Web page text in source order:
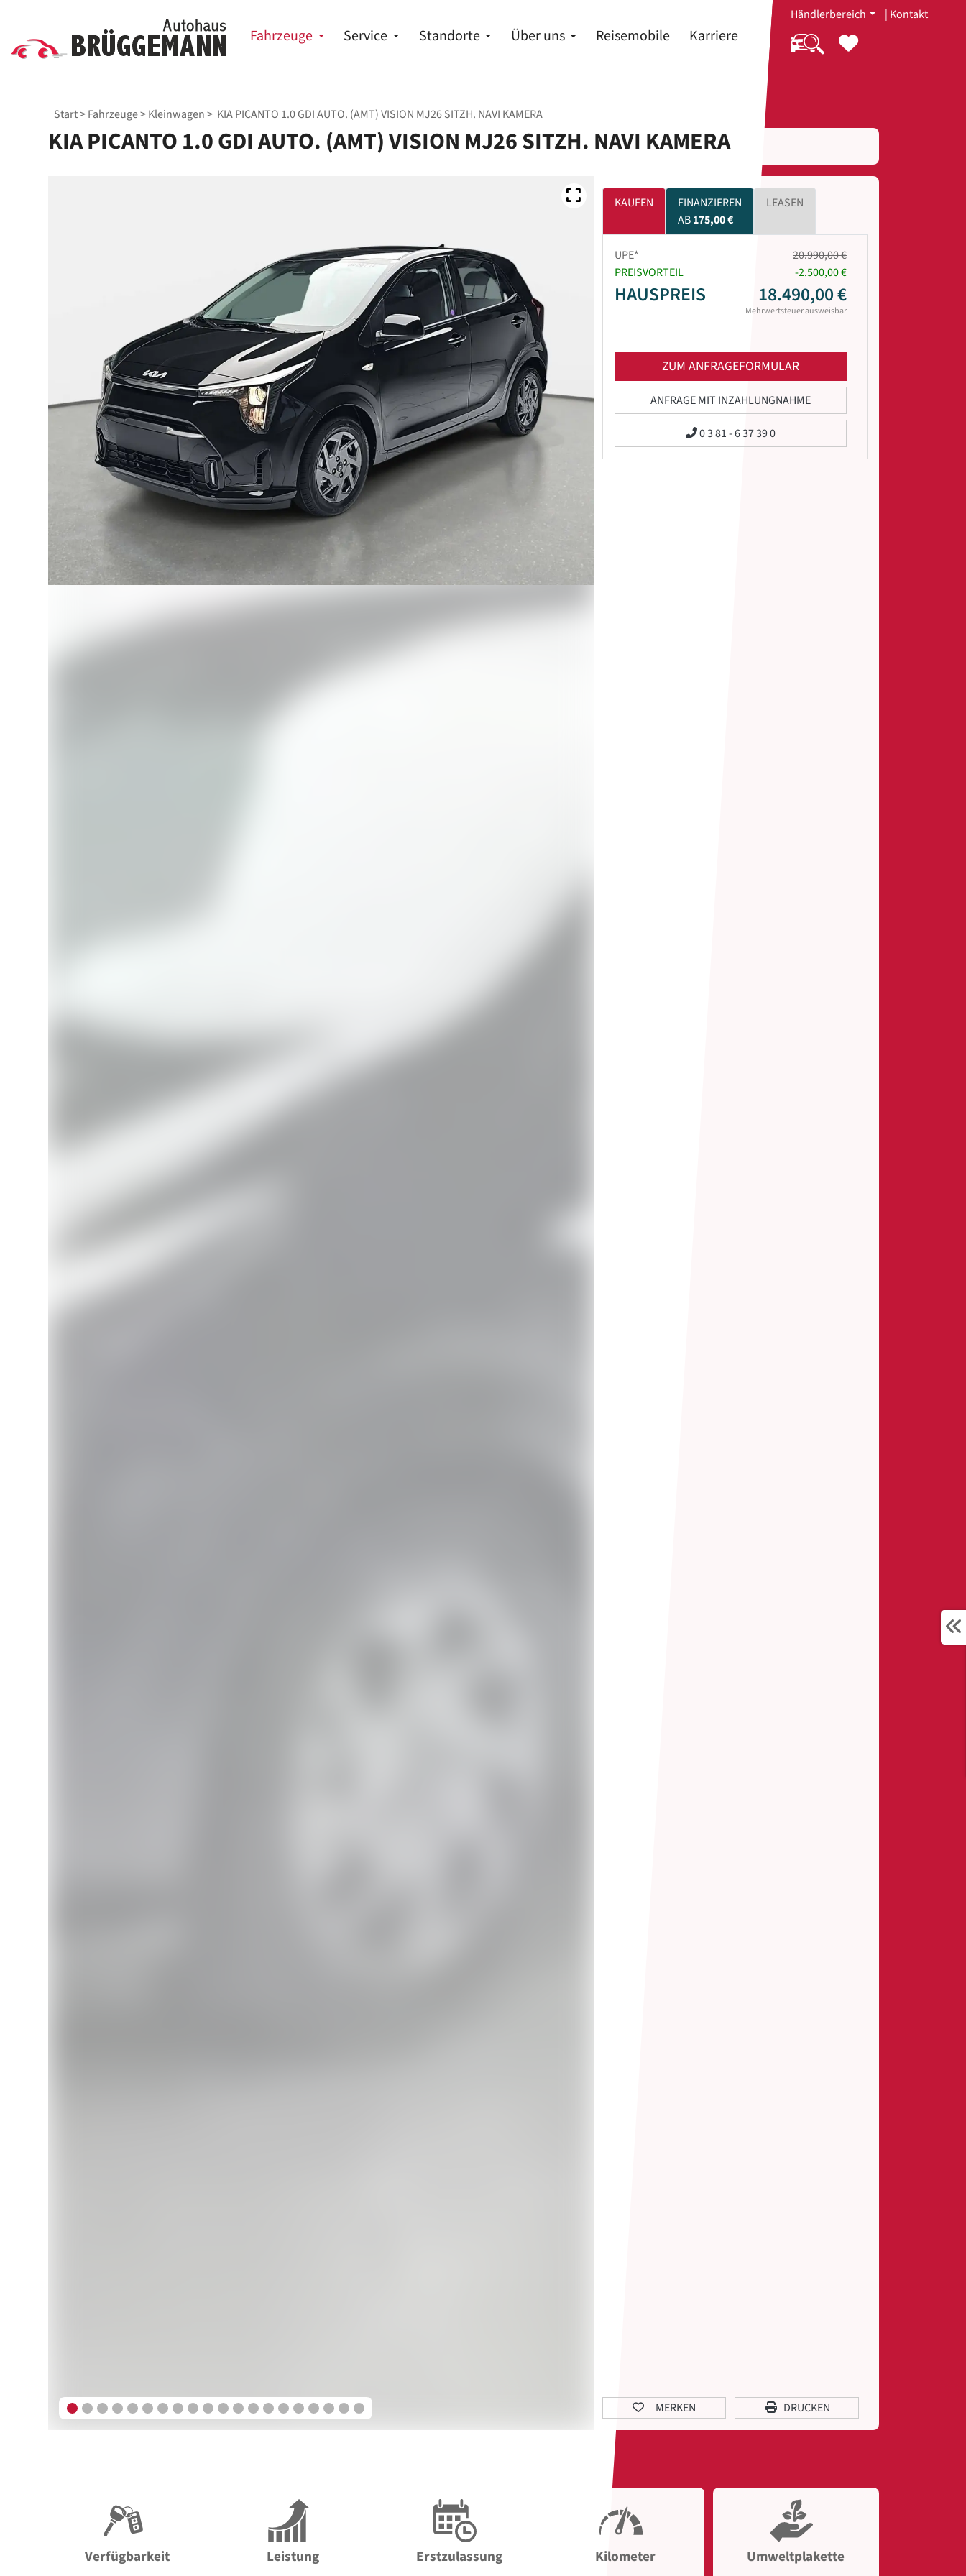
Fahrzeuge Service Standorte Über uns Reisemobile Karriere
Händlerbereich | Kontakt
Start>Fahrzeuge>Kleinwagen> KIA PICANTO 1.0 GDI AUTO. (AMT) VISION MJ26 SITZH. NAVI KAMERA
KIA PICANTO 1.0 GDI AUTO. (AMT) VISION MJ26 SITZH. NAVI KAMERA
KAUFEN
FINANZIEREN
AB175,00 €
LEASEN
UPE*
20.990,00 €
PREISVORTEIL
-2.500,00 €
HAUSPREIS 18.490,00 €
Mehrwertsteuer ausweisbar
ZUM ANFRAGEFORMULAR
ANFRAGE MIT INZAHLUNGNAHME
0 3 81 - 6 37 39 0
MERKEN DRUCKEN
Verfügbarkeit Leistung Erstzulassung Kilometer Umweltplakette